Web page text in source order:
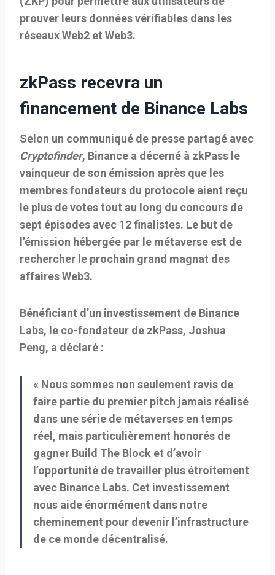
prouver leurs données vérifiables dans les
réseaux Web2 et Web3.
zkPass recevra un
financement de Binance Labs
Selon un communiqué de presse partagé avec
Cryptofinder, Binance a décerné à zkPass le
vainqueur de son émission après que les
membres fondateurs du protocole aient reçu
le plus de votes tout au long du concours de
sept épisodes avec 12 finalistes. Le but de
l’émission hébergée par le métaverse est de
rechercher le prochain grand magnat des
affaires Web3.
Bénéficiant d’un investissement de Binance
Labs, le co-fondateur de zkPass, Joshua
Peng, a déclaré :
« Nous sommes non seulement ravis de
faire partie du premier pitch jamais réalisé
dans une série de métaverses en temps
réel, mais particulièrement honorés de
gagner Build The Block et d’avoir
l’opportunité de travailler plus étroitement
avec Binance Labs. Cet investissement
nous aide énormément dans notre
cheminement pour devenir l’infrastructure
de ce monde décentralisé.